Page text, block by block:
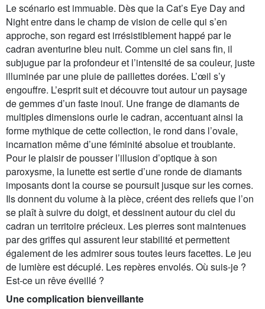
Le scénario est immuable. Dès que la Cat’s Eye Day and
Night entre dans le champ de vision de celle qui s’en
approche, son regard est irrésistiblement happé par le
cadran aventurine bleu nuit. Comme un ciel sans fin, il
subjugue par la profondeur et l’intensité de sa couleur, juste
illuminée par une pluie de paillettes dorées. L’œil s’y
engouffre. L’esprit suit et découvre tout autour un paysage
de gemmes d’un faste inouï. Une frange de diamants de
multiples dimensions ourle le cadran, accentuant ainsi la
forme mythique de cette collection, le rond dans l’ovale,
incarnation même d’une féminité absolue et troublante.
Pour le plaisir de pousser l’illusion d’optique à son
paroxysme, la lunette est sertie d’une ronde de diamants
imposants dont la course se poursuit jusque sur les cornes.
Ils donnent du volume à la pièce, créent des reliefs que l’on
se plaît à suivre du doigt, et dessinent autour du ciel du
cadran un territoire précieux. Les pierres sont maintenues
par des griffes qui assurent leur stabilité et permettent
également de les admirer sous toutes leurs facettes. Le jeu
de lumière est décuplé. Les repères envolés. Où suis-je ?
Est-ce un rêve éveillé ?
Une complication bienveillante